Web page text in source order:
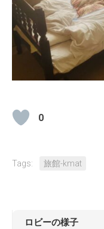
0
Tags: 旅館-kmat
ロビーの様子